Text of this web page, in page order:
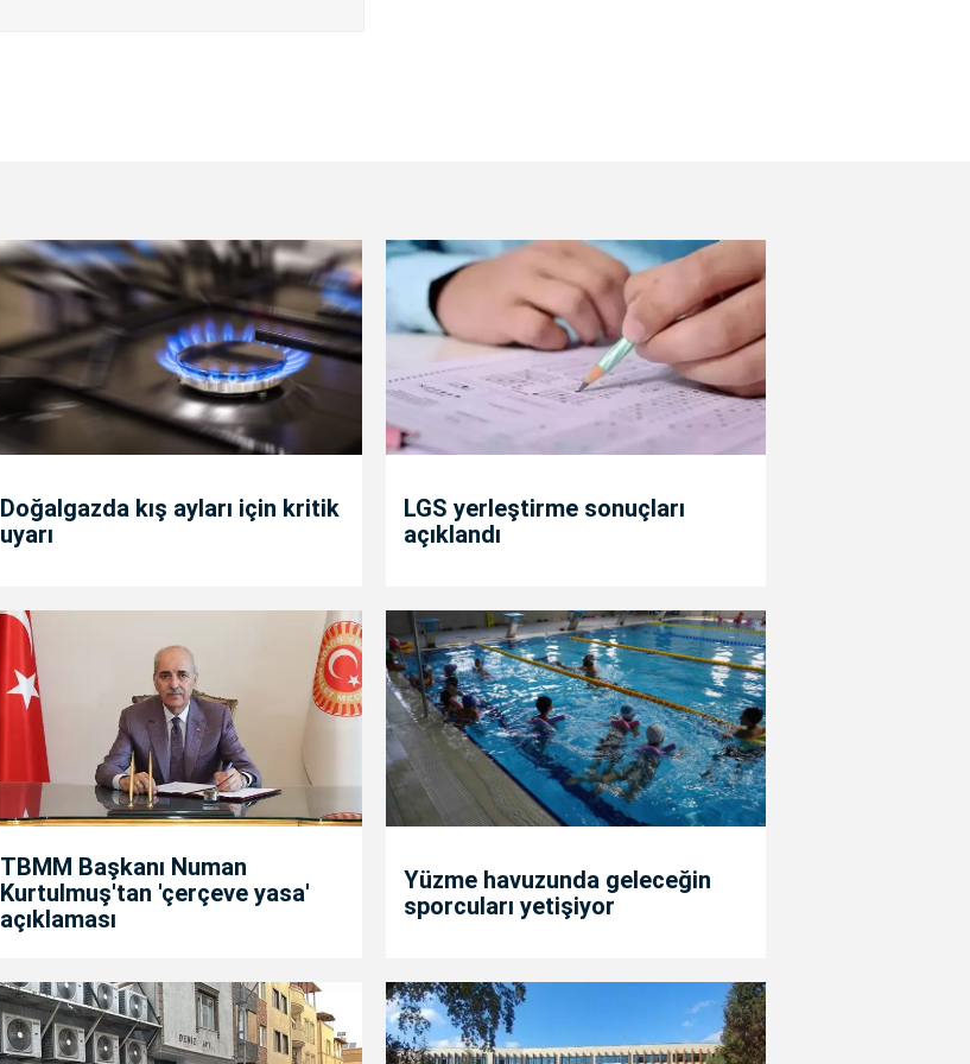
Doğalgazda kış ayları için kritik
uyarı
LGS yerleştirme sonuçları
açıklandı
TBMM Başkanı Numan
Kurtulmuş'tan 'çerçeve yasa'
açıklaması
Yüzme havuzunda geleceğin
sporcuları yetişiyor